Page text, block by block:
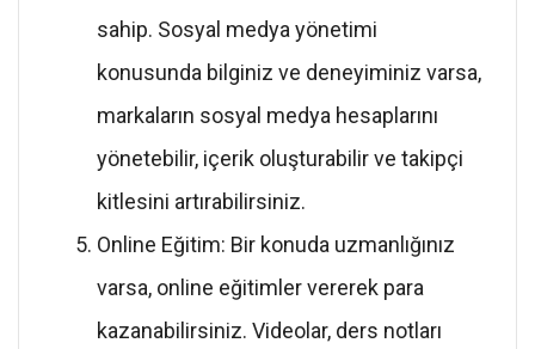
sahip. Sosyal medya yönetimi
konusunda bilginiz ve deneyiminiz varsa,
markaların sosyal medya hesaplarını
yönetebilir, içerik oluşturabilir ve takipçi
kitlesini artırabilirsiniz.
Online Eğitim: Bir konuda uzmanlığınız
varsa, online eğitimler vererek para
kazanabilirsiniz. Videolar, ders notları